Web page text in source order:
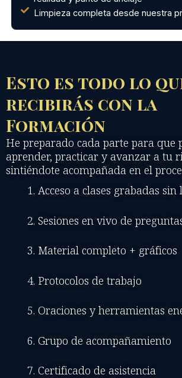
Limpieza completa desde nuestra
Esto es todo lo
recibirás con la
Formación
He preparado cada parte para que
aprender, practicar y avanzar a tu
sintiéndote acompañada en el
Acceso a clases grabadas
Sesiones en vivo de
Material completo + gráficos
Protocolos de trabajo
Oraciones y herramientas
Grupo de acompañamiento
Certificado de asistencia